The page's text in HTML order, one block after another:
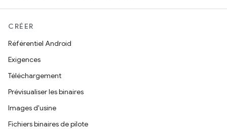
CRÉER
Référentiel Android
Exigences
Téléchargement
Prévisualiser les binaires
Images d'usine
Fichiers binaires de pilote